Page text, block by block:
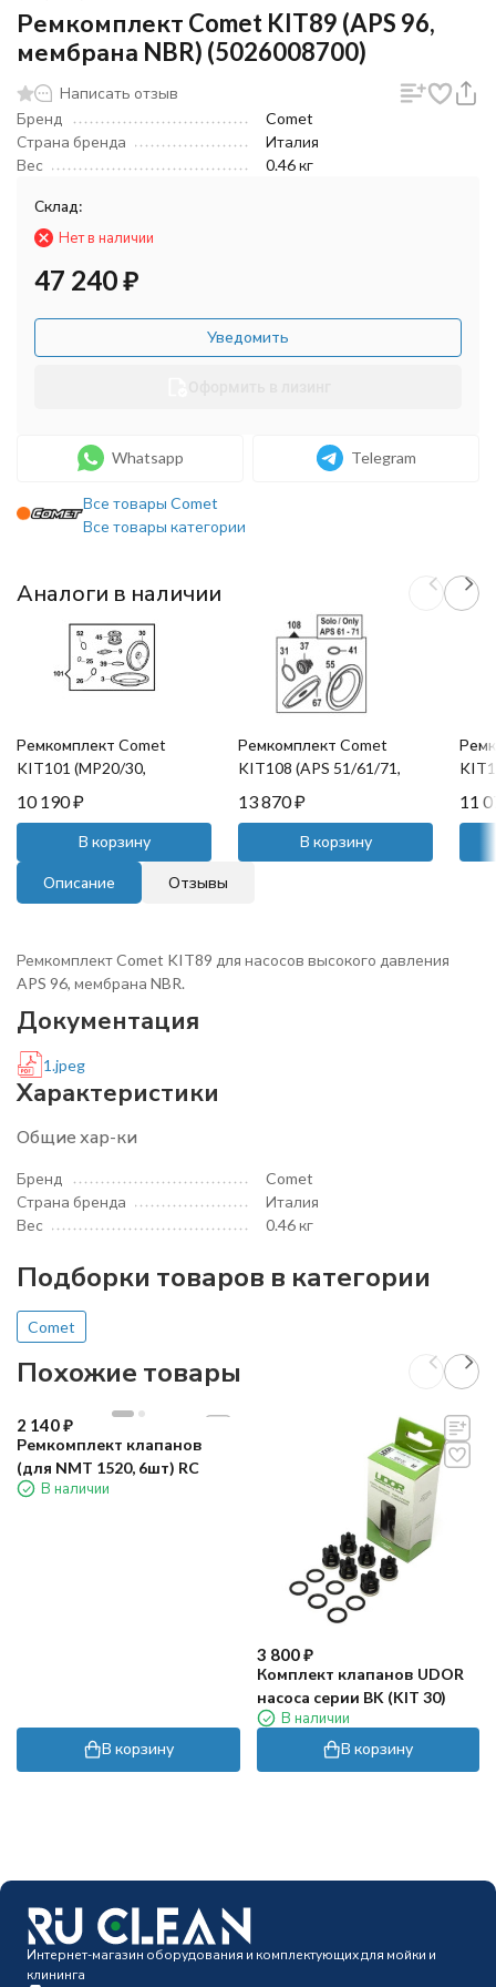
Ремкомплект Comet KIT89 (APS 96,
мембрана NBR) (5026008700)
Написать отзыв
Бренд
Comet
Страна бренда
Италия
Вес
0.46 кг
Склад:
Нет в наличии
47 240₽
Уведомить
Whatsapp Telegram
Все товары Comet
Все товары категории
Аналоги в наличии
Ремкомплект Comet
KIT101 (MP20/30,
мембрана NBR)
10 190₽
В корзину
Ремкомплект Comet
KIT108 (APS 51/61/71,
мембрана NBR)
13 870₽
В корзину
11
Описание Отзывы
Ремкомплект Comet KIT89 для насосов высокого давления
APS 96, мембрана NBR.
Документация
1.jpeg
Характеристики
Общие хар-ки
Бренд
Comet
Страна бренда
Италия
Вес
0.46 кг
Подборки товаров в категории
Comet
Похожие товары
2 140₽
Ремкомплект клапанов
(для NMT 1520, 6шт) RC
В наличии
В корзину
3 800₽
Комплект клапанов UDOR
насоса серии BK (KIT 30)
В наличии
В корзину
Интернет-магазин оборудования и комплектующих для мойки и
клининга